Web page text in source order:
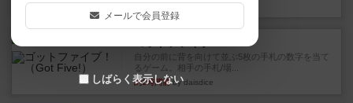
3分前by おっちょこちょい
自分の前に背を向けて並ぶ5枚の手札の数字を当て
るゲーム。相手の手札/場...
約1時間前by daisdice
メールで会員登録
しばらく表示しない